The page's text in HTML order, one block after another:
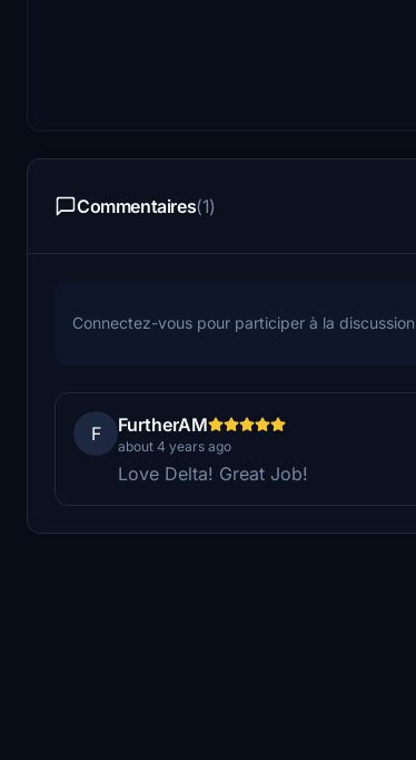
Commentaires(1)
Connectez-vous pour participer à la discussion
F FurtherAM
about 4 years ago
Love Delta! Great Job!